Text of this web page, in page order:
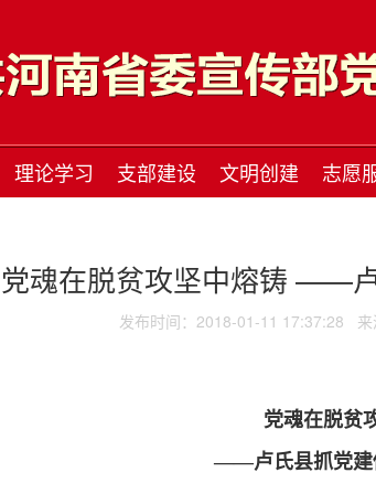
理论学习 支部建设 文明创建 志愿
党魂在脱贫攻坚中熔铸 ——
发布时间：2018-01-11 17:37:28
党魂在脱贫
——卢氏县抓党建